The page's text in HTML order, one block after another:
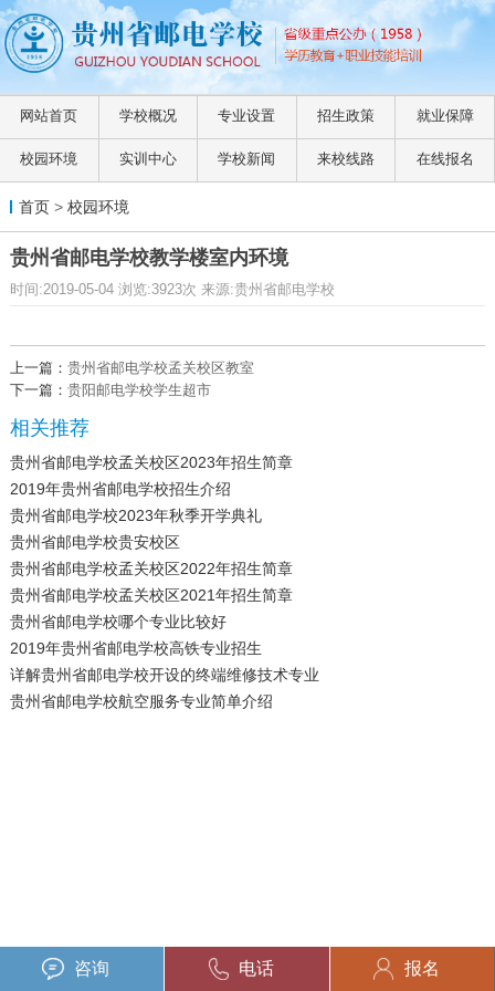
网站首页 学校概况 专业设置 招生政策 就业保障
校园环境 实训中心 学校新闻 来校线路 在线报名
首页> 校园环境
贵州省邮电学校教学楼室内环境
时间:2019-05-04 浏览:3923次 来源:贵州省邮电学校
上一篇： 贵州省邮电学校孟关校区教室
下一篇： 贵阳邮电学校学生超市
相关推荐
贵州省邮电学校孟关校区2023年招生简章
2019年贵州省邮电学校招生介绍
贵州省邮电学校2023年秋季开学典礼
贵州省邮电学校贵安校区
贵州省邮电学校孟关校区2022年招生简章
贵州省邮电学校孟关校区2021年招生简章
贵州省邮电学校哪个专业比较好
2019年贵州省邮电学校高铁专业招生
详解贵州省邮电学校开设的终端维修技术专业
贵州省邮电学校航空服务专业简单介绍
咨询 电话 报名